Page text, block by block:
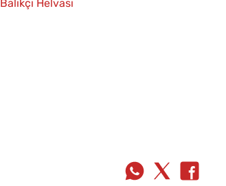
Balıkçı Helvası